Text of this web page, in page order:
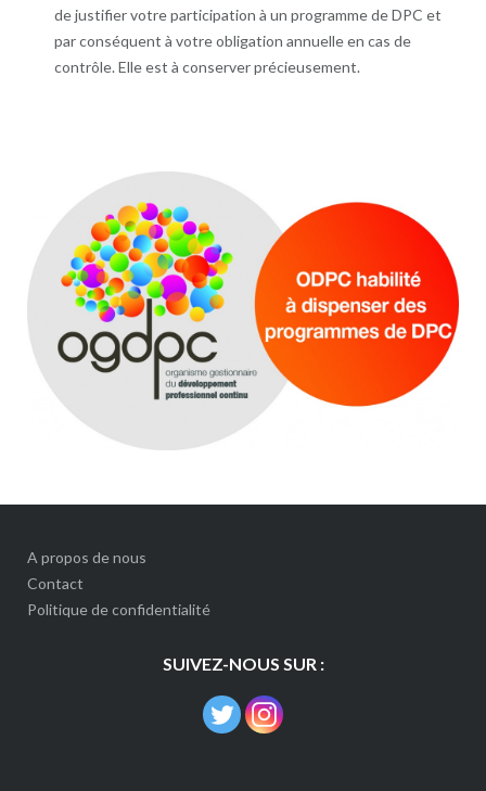
de justifier votre participation à un programme de DPC et
par conséquent à votre obligation annuelle en cas de
contrôle. Elle est à conserver précieusement.
A propos de nous
Contact
Politique de confidentialité
SUIVEZ-NOUS SUR :